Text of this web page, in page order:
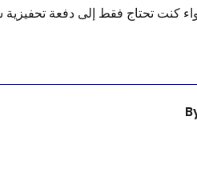
كنت تحتاج فقط إلى دفعة تحفيزية